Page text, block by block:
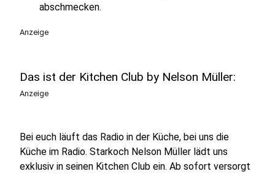
abschmecken.
Anzeige
Das ist der Kitchen Club by Nelson Müller:
Anzeige
Bei euch läuft das Radio in der Küche, bei uns die
Küche im Radio. Starkoch Nelson Müller lädt uns
exklusiv in seinen Kitchen Club ein. Ab sofort versorgt